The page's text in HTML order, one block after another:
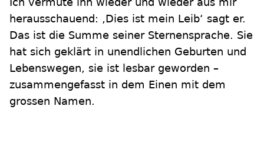
herausschauend: ‚Dies ist mein Leib‘ sagt er.
Das ist die Summe seiner Sternensprache. Sie
hat sich geklärt in unendlichen Geburten und
Lebenswegen, sie ist lesbar geworden –
zusammengefasst in dem Einen mit dem
grossen Namen.